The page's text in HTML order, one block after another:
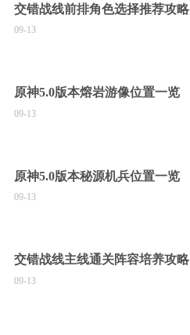
交错战线前排角色选择推荐攻略
09-13
原神5.0版本熔岩游像位置一览
09-13
原神5.0版本秘源机兵位置一览
09-13
交错战线主线通关阵容培养攻略
09-13